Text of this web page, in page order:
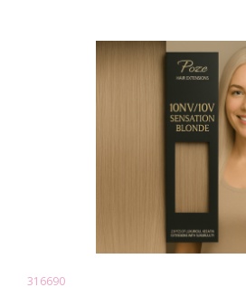
316690